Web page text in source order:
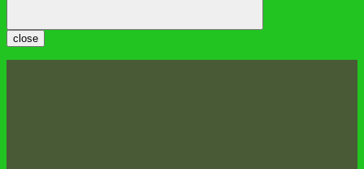
close